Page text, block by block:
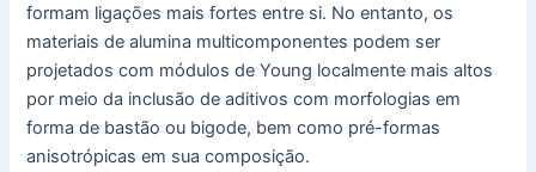
formam ligações mais fortes entre si. No entanto, os
materiais de alumina multicomponentes podem ser
projetados com módulos de Young localmente mais altos
por meio da inclusão de aditivos com morfologias em
forma de bastão ou bigode, bem como pré-formas
anisotrópicas em sua composição.